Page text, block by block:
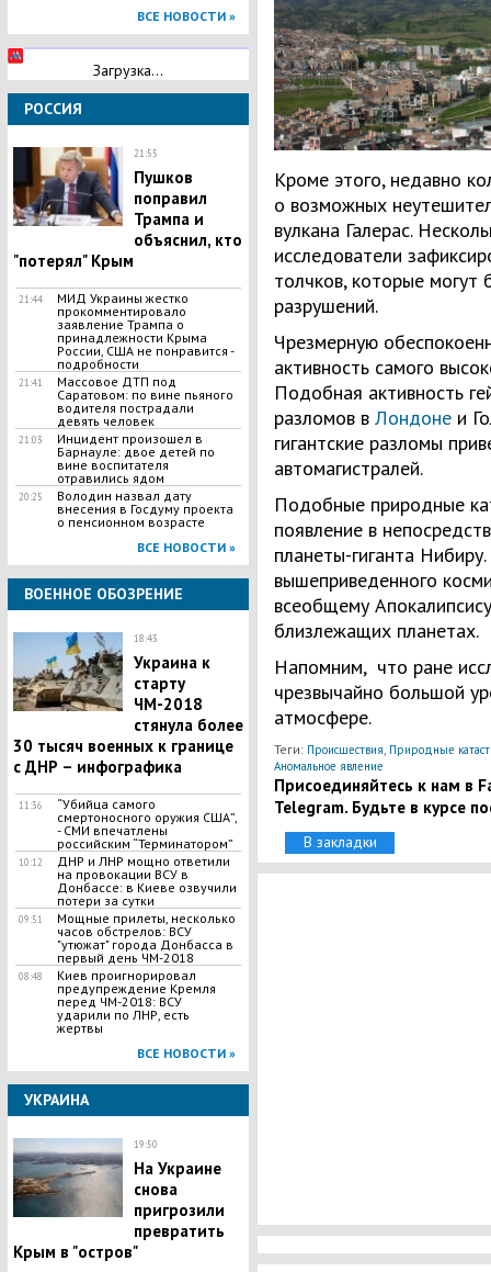
ВСЕ НОВОСТИ »
Загрузка...
РОССИЯ
21:55
Пушков
поправил
Трампа и
объяснил, кто
"потерял" Крым
21:44
МИД Украины жестко
прокомментировало
заявление Трампа о
принадлежности Крыма
России, США не понравится -
подробности
21:41
Массовое ​ДТП под
Саратовом: по вине пьяного
водителя пострадали
девять человек
21:03
​Инцидент произошел в
Барнауле: двое детей по
вине воспитателя
отравились ядом
20:25
​Володин назвал дату
внесения в Госдуму проекта
о пенсионном возрасте
ВСЕ НОВОСТИ »
ВОЕННОЕ ОБОЗРЕНИЕ
18:43
Украина к
старту
ЧМ-2018
стянула более
30 тысяч военных к границе
с ДНР – инфографика
11:36
“Убийца самого
смертоносного оружия США”,
- СМИ впечатлены
российским “Терминатором”
10:12
ДНР и ЛНР мощно ответили
на провокации ВСУ в
Донбассе: в Киеве озвучили
потери за сутки
09:51
Мощные прилеты, несколько
часов обстрелов: ВСУ
"утюжат" города Донбасса в
первый день ЧМ-2018
08:48
​Киев проигнорировал
предупреждение Кремля
перед ЧМ-2018: ВСУ
ударили по ЛНР, есть
жертвы
ВСЕ НОВОСТИ »
УКРАИНА
19:50
На Украине
снова
пригрозили
превратить
Крым в "остров"
Кроме этого, недавно
о возможных
вулкана Галерас.
исследователи
толчков, которые
разрушений.
Чрезмерную
активность самого
Подобная активность
разломов в Лондонеи
гигантские разломы
автомагистралей.
Подобные природные
появление в
планеты-гиганта
вышеприведенного
всеобщему
близлежащих планетах.
Напомним, что ране
чрезвычайно большой
атмосфере.
Теги: Происшествия, Природные
Аномальное явление
Присоединяйтесь к нам в
Telegram. Будьте в курсе
В закладки